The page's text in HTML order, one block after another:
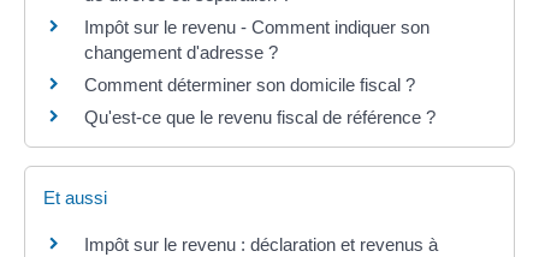
Impôt sur le revenu - Comment indiquer son
changement d'adresse ?
Comment déterminer son domicile fiscal ?
Qu'est-ce que le revenu fiscal de référence ?
Et aussi
Impôt sur le revenu : déclaration et revenus à